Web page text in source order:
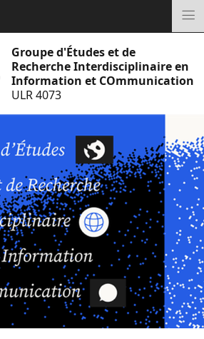
Groupe d'Études et de
Recherche Interdisciplinaire en
Information et COmmunication
ULR 4073